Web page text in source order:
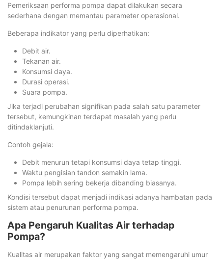
Pemeriksaan performa pompa dapat dilakukan secara
sederhana dengan memantau parameter operasional.
Beberapa indikator yang perlu diperhatikan:
Debit air.
Tekanan air.
Konsumsi daya.
Durasi operasi.
Suara pompa.
Jika terjadi perubahan signifikan pada salah satu parameter
tersebut, kemungkinan terdapat masalah yang perlu
ditindaklanjuti.
Contoh gejala:
Debit menurun tetapi konsumsi daya tetap tinggi.
Waktu pengisian tandon semakin lama.
Pompa lebih sering bekerja dibanding biasanya.
Kondisi tersebut dapat menjadi indikasi adanya hambatan pada
sistem atau penurunan performa pompa.
Apa Pengaruh Kualitas Air terhadap
Pompa?
Kualitas air merupakan faktor yang sangat memengaruhi umur